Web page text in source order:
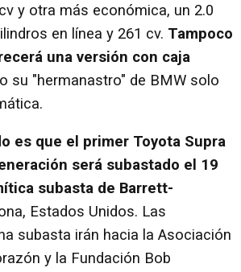
y otra más económica, un 2.0
en línea y 261 cv. Tampoco
una versión con caja
su "hermanastro" de BMW solo
es que el primer Toyota Supra
será subastado el 19
subasta de Barrett-
Estados Unidos. Las
subasta irán hacia la Asociación
y la Fundación Bob